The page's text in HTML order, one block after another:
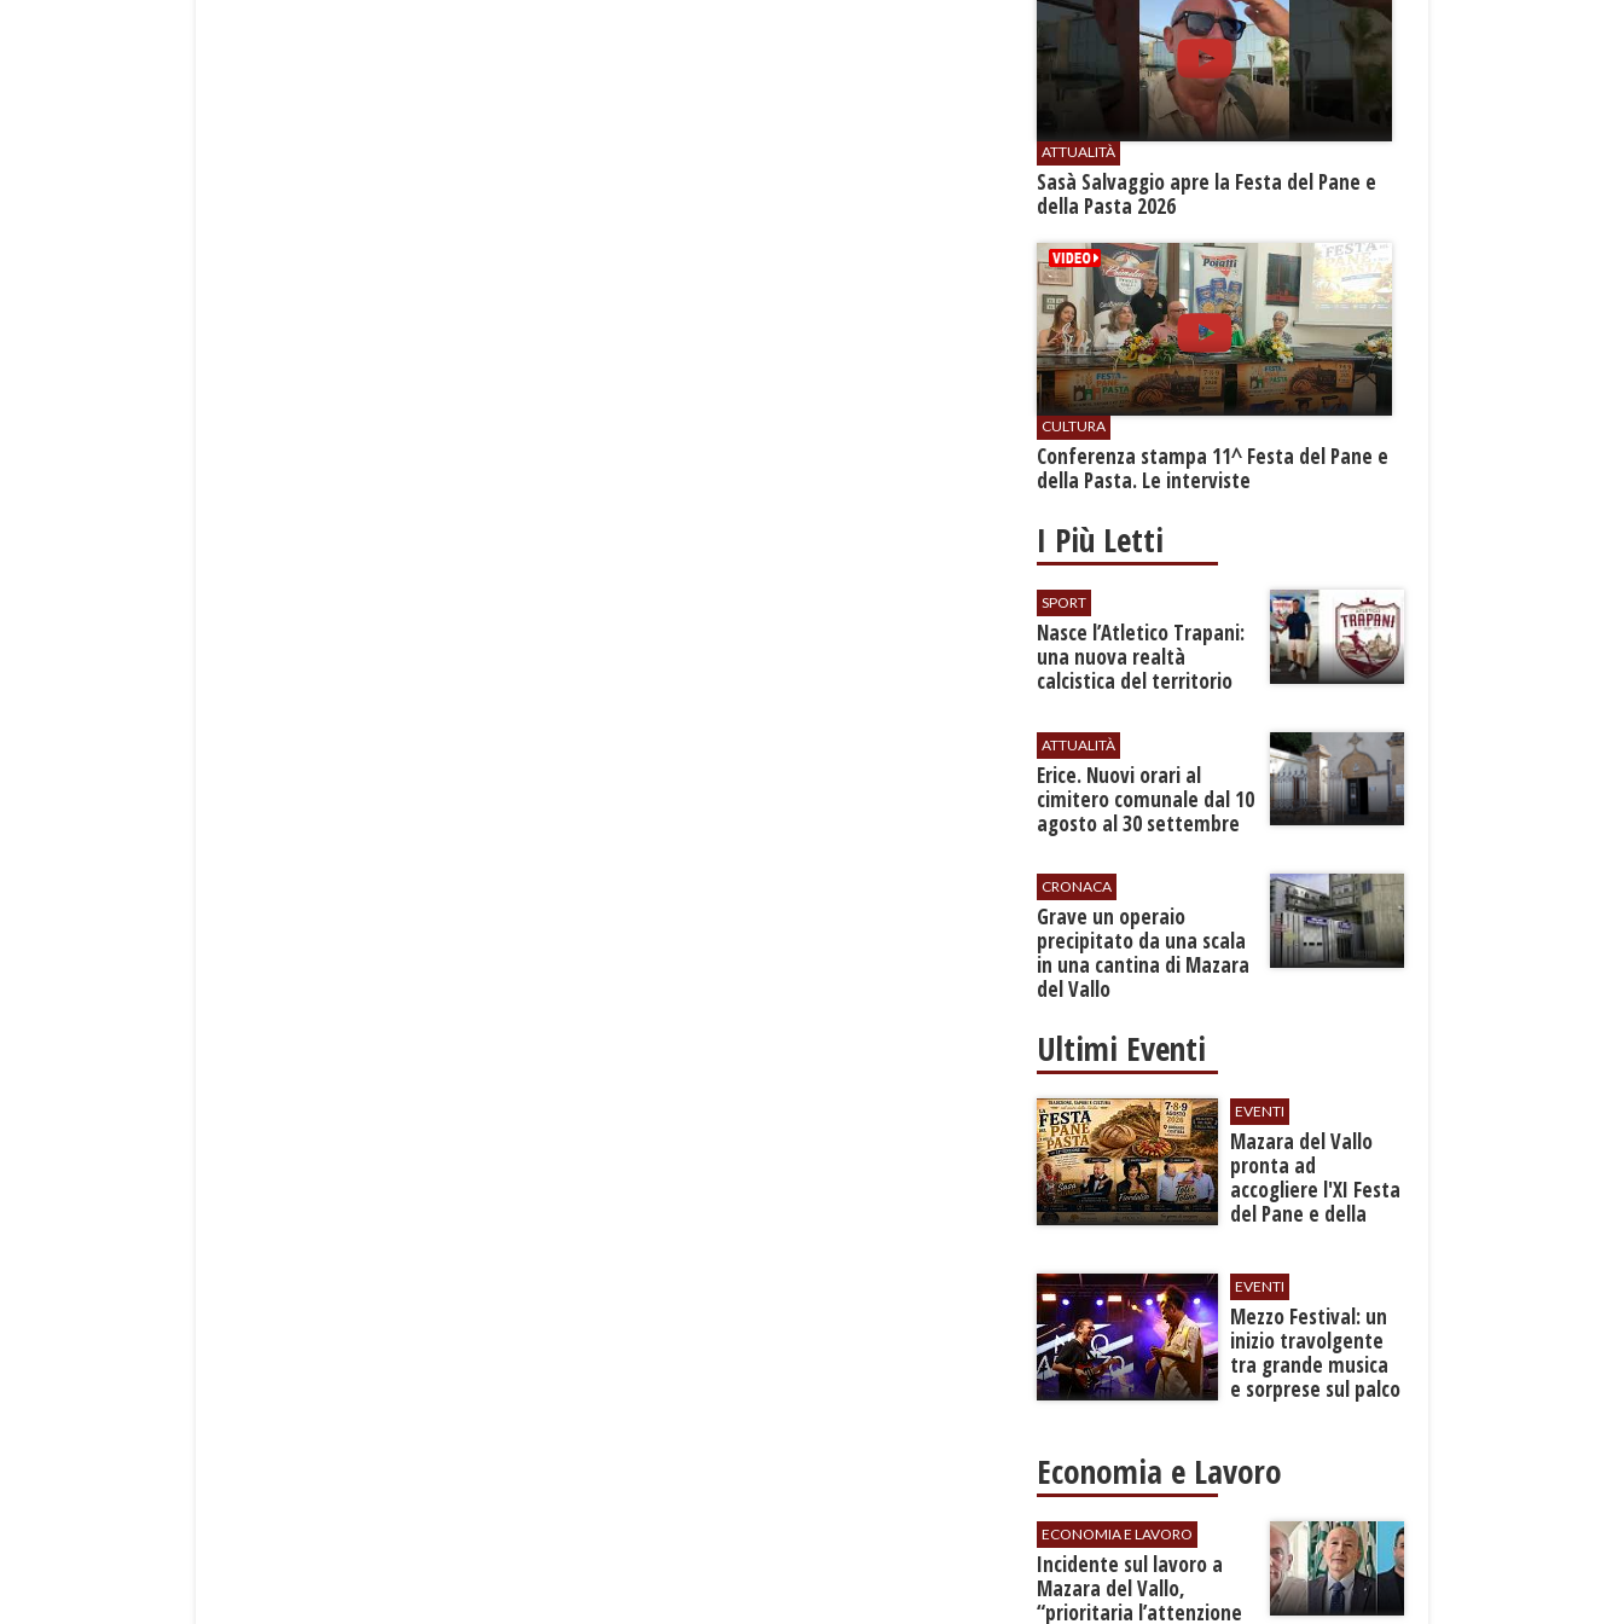
ATTUALITÀ
Sasà Salvaggio apre la Festa del Pane e
della Pasta 2026
CULTURA
Conferenza stampa 11^ Festa del Pane e
della Pasta. Le interviste
I Più Letti
SPORT
Nasce l’Atletico Trapani:
una nuova realtà
calcistica del territorio
ATTUALITÀ
​Erice. Nuovi orari al
cimitero comunale dal 10
agosto al 30 settembre
CRONACA
​Grave un operaio
precipitato da una scala
in una cantina di Mazara
del Vallo
Ultimi Eventi
EVENTI
Mazara del Vallo
pronta ad
accogliere l'XI Festa
del Pane e della
EVENTI
Mezzo Festival: un
inizio travolgente
tra grande musica
e sorprese sul palco
Economia e Lavoro
ECONOMIA E LAVORO
​Incidente sul lavoro a
Mazara del Vallo,
“prioritaria l’attenzione